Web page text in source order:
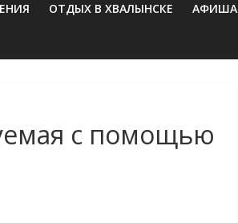
ОТДЫХ В ХВАЛЫНСКЕ АФИША
с помощью